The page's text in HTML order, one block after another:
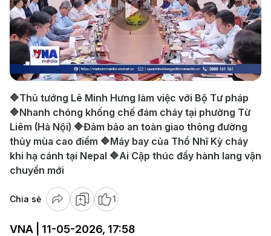
Play
Video
🔷Thủ tướng Lê Minh Hưng làm việc với Bộ Tư pháp
🔷Nhanh chóng khống chế đám cháy tại phường Từ
Liêm (Hà Nội) 🔷Đảm bảo an toàn giao thông đường
thủy mùa cao điểm 🔷Máy bay của Thổ Nhĩ Kỳ cháy
khi hạ cánh tại Nepal 🔷Ai Cập thúc đẩy hành lang vận
chuyển mới
Chia sẻ 1
VNA | 11-05-2026, 17:58